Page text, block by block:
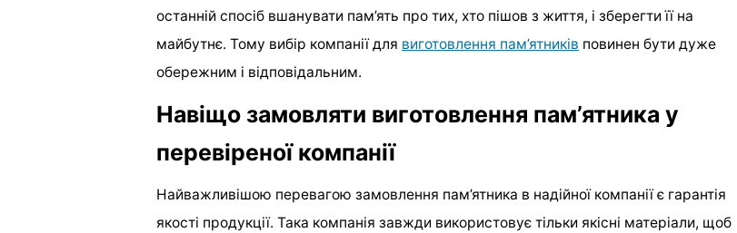
останній спосіб вшанувати пам’ять про тих, хто пішов з життя, і зберегти її на
майбутнє. Тому вибір компанії для виготовлення пам’ятників повинен бути дуже
обережним і відповідальним.
Навіщо замовляти виготовлення пам’ятника у
перевіреної компанії
Найважливішою перевагою замовлення пам’ятника в надійної компанії є гарантія
якості продукції. Така компанія завжди використовує тільки якісні матеріали, щоб